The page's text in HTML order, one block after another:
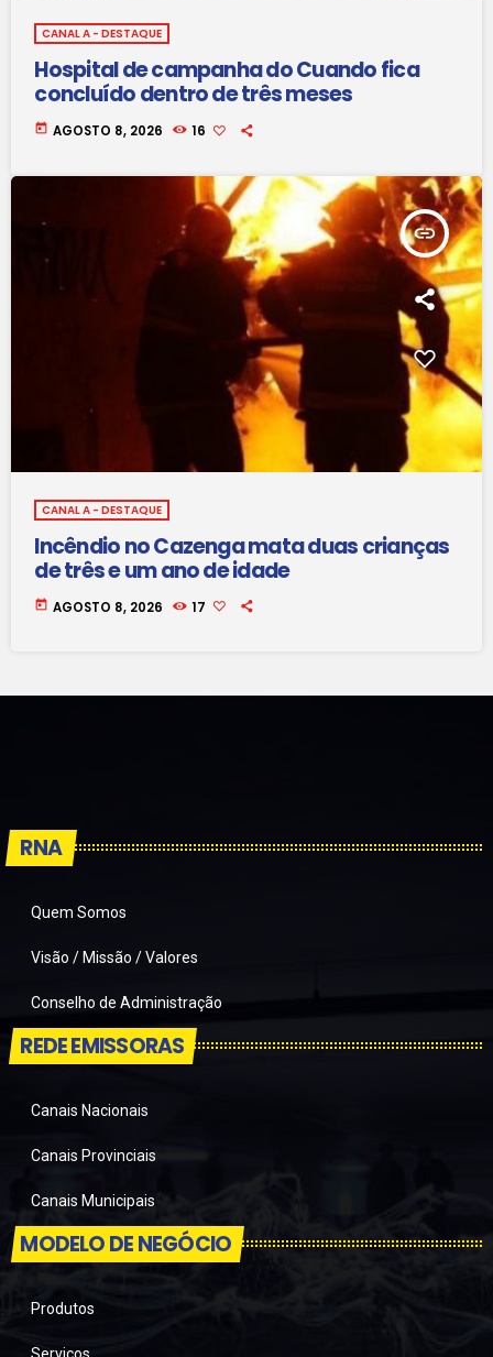
CANAL A - DESTAQUE
Hospital de campanha do Cuando fica
concluído dentro de três meses
today AGOSTO 8, 2026 16
insert_link
CANAL A - DESTAQUE
Incêndio no Cazenga mata duas crianças
de três e um ano de idade
today AGOSTO 8, 2026 17
RNA
Quem Somos
Visão / Missão / Valores
Conselho de Administração
REDE EMISSORAS
Canais Nacionais
Canais Provinciais
Canais Municipais
MODELO DE NEGÓCIO
Produtos
Serviços